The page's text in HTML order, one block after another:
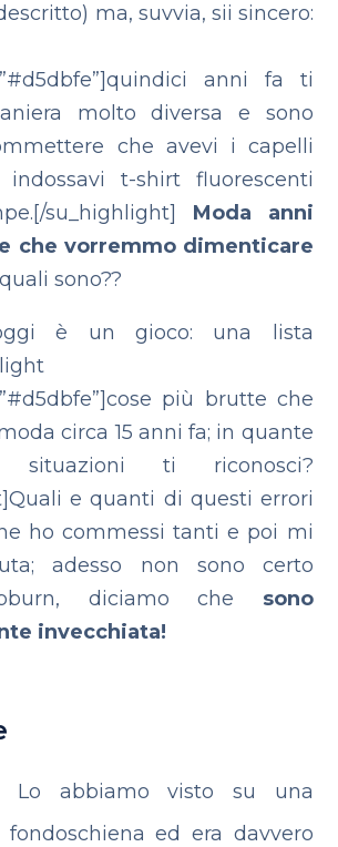
ma, suvvia, sii sincero:
anni fa ti
molto diversa e sono
che avevi i capelli
t-shirt fluorescenti
su_highlight] Moda anni
che vorremmo dimenticare
sono??
è un gioco: una lista
più brutte che
circa 15 anni fa; in quante
ti riconosci?
e quanti di questi errori
ho commessi tanti e poi mi
adesso non sono certo
diciamo che sono
invecchiata!
Lo abbiamo visto su una
ed era davvero